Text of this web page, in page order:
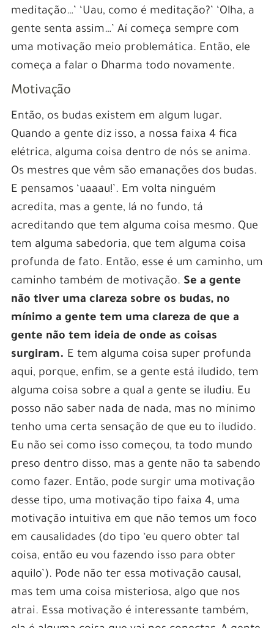
meditação…’ ‘Uau, como é meditação?’ ‘Olha, a
gente senta assim…’ Aí começa sempre com
uma motivação meio problemática. Então, ele
começa a falar o Dharma todo novamente.
Motivação
Então, os budas existem em algum lugar.
Quando a gente diz isso, a nossa faixa 4 fica
elétrica, alguma coisa dentro de nós se anima.
Os mestres que vêm são emanações dos budas.
E pensamos ‘uaaau!’. Em volta ninguém
acredita, mas a gente, lá no fundo, tá
acreditando que tem alguma coisa mesmo. Que
tem alguma sabedoria, que tem alguma coisa
profunda de fato. Então, esse é um caminho, um
caminho também de motivação. Se a gente
não tiver uma clareza sobre os budas, no
mínimo a gente tem uma clareza de que a
gente não tem ideia de onde as coisas
surgiram. E tem alguma coisa super profunda
aqui, porque, enfim, se a gente está iludido, tem
alguma coisa sobre a qual a gente se iludiu. Eu
posso não saber nada de nada, mas no mínimo
tenho uma certa sensação de que eu to iludido.
Eu não sei como isso começou, ta todo mundo
preso dentro disso, mas a gente não ta sabendo
como fazer. Então, pode surgir uma motivação
desse tipo, uma motivação tipo faixa 4, uma
motivação intuitiva em que não temos um foco
em causalidades (do tipo ‘eu quero obter tal
coisa, então eu vou fazendo isso para obter
aquilo’). Pode não ter essa motivação causal,
mas tem uma coisa misteriosa, algo que nos
atrai. Essa motivação é interessante também,